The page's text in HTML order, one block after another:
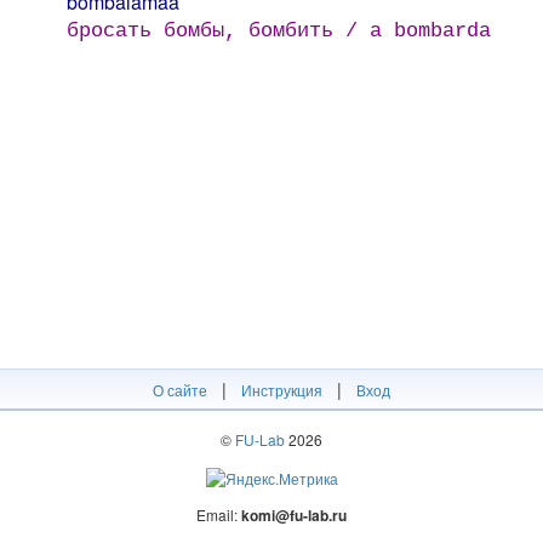
бросать бомбы, бомбить / a bombarda
О сайте | Инструкция | Вход
© FU-Lab2026
Email:komi@fu-lab.ru